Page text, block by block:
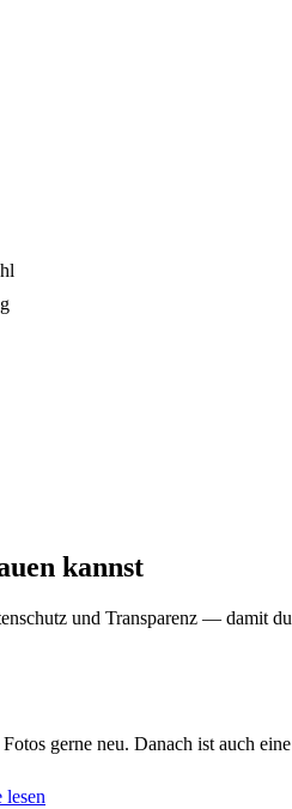
kannst
und Transparenz — damit
gerne neu. Danach ist auch
lesen